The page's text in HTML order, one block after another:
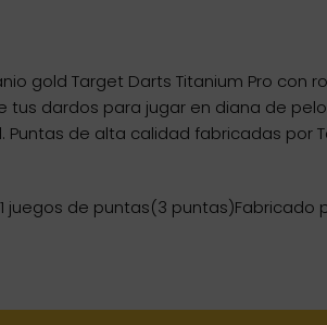
gold Target Darts Titanium Pro con
tus dardos para jugar en diana de pelo
de alta calidad fabricadas por
juegos de puntas(3 puntas)Fabricado